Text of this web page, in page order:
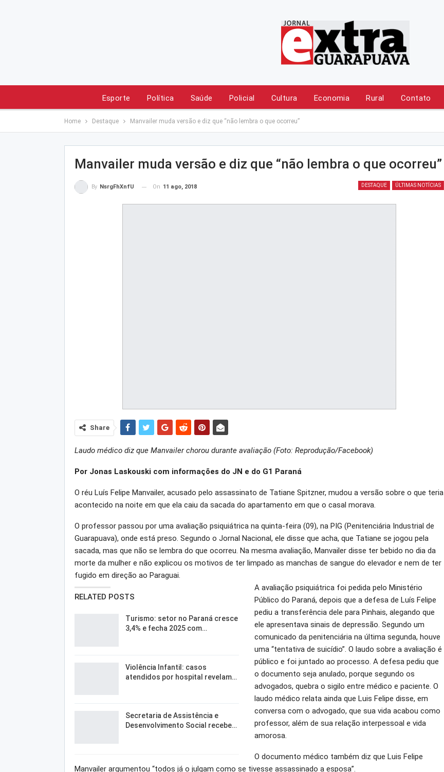
Esporte Política Saúde Policial Cultura Economia Rural Contato
Home Destaque Manvailer muda versão e diz que “não lembra o que ocorreu”
Manvailer muda versão e diz que “não lembra o que ocorreu”
DESTAQUE ÚLTIMAS NOTÍCIAS
By NsrgFhXnfU On 11 ago, 2018
Share
Laudo médico diz que Manvailer chorou durante avaliação (Foto: Reprodução/Facebook)
Por Jonas Laskouski com informações do JN e do G1 Paraná
O réu Luís Felipe Manvailer, acusado pelo assassinato de Tatiane Spitzner, mudou a versão sobre o que teria
acontecido na noite em que ela caiu da sacada do apartamento em que o casal morava.
O professor passou por uma avaliação psiquiátrica na quinta-feira (09), na PIG (Penitenciária Industrial de
Guarapuava), onde está preso. Segundo o Jornal Nacional, ele disse que acha, que Tatiane se jogou pela
sacada, mas que não se lembra do que ocorreu. Na mesma avaliação, Manvailer disse ter bebido no dia da
morte da mulher e não explicou os motivos de ter limpado as manchas de sangue do elevador e nem de ter
fugido em direção ao Paraguai.
RELATED POSTS
Turismo: setor no Paraná cresce
3,4% e fecha 2025 com…
Violência Infantil: casos
atendidos por hospital revelam…
Secretaria de Assistência e
Desenvolvimento Social recebe…
A avaliação psiquiátrica foi pedida pelo Ministério
Público do Paraná, depois que a defesa de Luís Felipe
pediu a transferência dele para Pinhais, alegando que
ele apresentava sinais de depressão. Segundo um
comunicado da penitenciária na última segunda, houve
uma “tentativa de suicídio”. O laudo sobre a avaliação é
público e foi juntado ao processo. A defesa pediu que
o documento seja anulado, porque segundo os
advogados, quebra o sigilo entre médico e paciente. O
laudo médico relata ainda que Luis Felipe disse, em
conversa com o advogado, que sua vida acabou como
professor, além de sua relação interpessoal e vida
amorosa.
O documento médico também diz que Luis Felipe
Manvailer argumentou “todos já o julgam como se tivesse assassinado a esposa”.